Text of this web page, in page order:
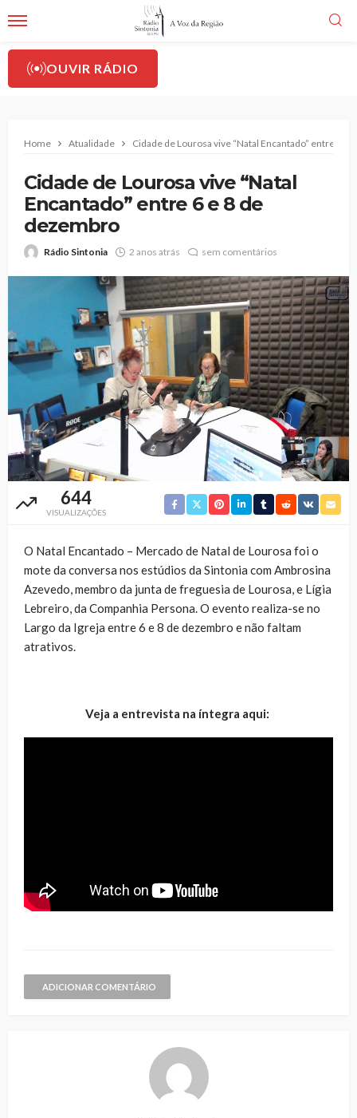
OUVIR RÁDIO
Home Atualidade Cidade de Lourosa vive “Natal Encantado” entre 6 e
Cidade de Lourosa vive “Natal
Encantado” entre 6 e 8 de
dezembro
Rádio Sintonia 2 anos atrás sem comentários
644
VISUALIZAÇÕES
O Natal Encantado – Mercado de Natal de Lourosa foi o
mote da conversa nos estúdios da Sintonia com Ambrosina
Azevedo, membro da junta de freguesia de Lourosa, e Lígia
Lebreiro, da Companhia Persona. O evento realiza-se no
Largo da Igreja entre 6 e 8 de dezembro e não faltam
atrativos.
Veja a entrevista na íntegra aqui:
ADICIONAR COMENTÁRIO